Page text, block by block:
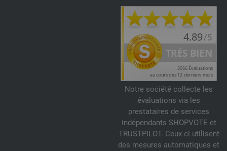
Notre société collecte les
évaluations via les
prestataires de services
indépendants SHOPVOTE et
TRUSTPILOT. Ceux-ci utilisent
des mesures automatiques et